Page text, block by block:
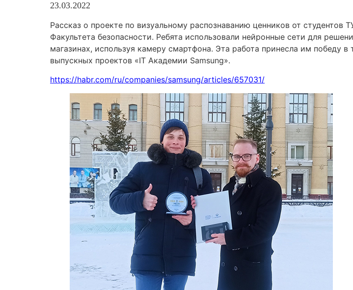
23.03.2022
Рассказ о проекте по визуальному распознаванию ценников от
Факультета безопасности. Ребята использовали нейронные сети для
магазинах, используя камеру смартфона. Эта работа принесла им победу
выпускных проектов «‎IT Академии Samsung»‎.
https://habr.com/ru/companies/samsung/articles/657031/